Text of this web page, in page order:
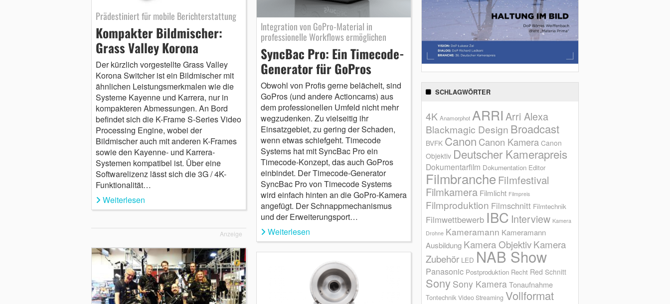
Prädestiniert für mobile Berichterstattung
Kompakter Bildmischer:
Grass Valley Korona
Der kürzlich vorgestellte Grass Valley
Korona Switcher ist ein Bildmischer mit
ähnlichen Leistungsmerkmalen wie die
Systeme Kayenne und Karrera, nur in
kompakteren Abmessungen. An Bord
befindet sich die K-Frame S-Series Video
Processing Engine, wobei der
Bildmischer auch mit anderen K-Frames
sowie den Kayenne- und Karrera-
Systemen kompatibel ist. Über eine
Softwarelizenz lässt sich die 3G / 4K-
Funktionalität…
Weiterlesen
Anzeige
Integration von GoPro-Material in
professionelle Workflows ermöglichen
SyncBac Pro: Ein Timecode-
Generator für GoPros
Obwohl von Profis gerne belächelt, sind
GoPros (und andere Actioncams) aus
dem professionellen Umfeld nicht mehr
wegzudenken. Zu vielseitig ihr
Einsatzgebiet, zu gering der Schaden,
wenn etwas schiefgeht. Timecode
Systems hat mit SyncBac Pro ein
Timecode-Konzept, das auch GoPros
einbindet. Der Timecode-Generator
SyncBac Pro von Timecode Systems
wird einfach hinten an die GoPro-Kamera
angefügt. Der Schnappmechanismus
und der Erweiterungsport…
Weiterlesen
SCHLAGWÖRTER
4K Anamorphot ARRI Arri Alexa
Blackmagic Design Broadcast
BVFK Canon Canon Kamera Canon
Objektiv Deutscher Kamerapreis
Dokumentarfilm Dokumentation Editor
Filmbranche Filmfestival
Filmkamera Filmlicht Filmpreis
Filmproduktion Filmschnitt Filmtechnik
Filmwettbewerb IBC Interview Kamera
Drohne Kameramann Kameramann
Ausbildung Kamera ObjektivKamera
Zubehör LED NAB Show
Panasonic Postproduktion Recht Red Schnitt
Sony Sony KameraTonaufnahme
Tontechnik Video Streaming Vollformat